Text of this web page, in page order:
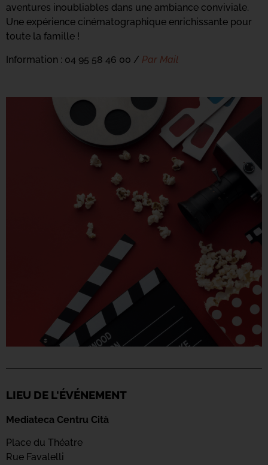
aventures inoubliables dans une ambiance conviviale.
Une expérience cinématographique enrichissante pour
toute la famille !
Information : 04 95 58 46 00 / Par Mail
LIEU DE L'ÉVÉNEMENT
Mediateca Centru Cità
Place du Théatre
Rue Favalelli